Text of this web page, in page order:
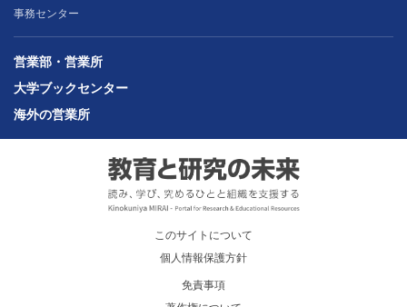
事務センター
営業部・営業所
大学ブックセンター
海外の営業所
このサイトについて
個人情報保護方針
免責事項